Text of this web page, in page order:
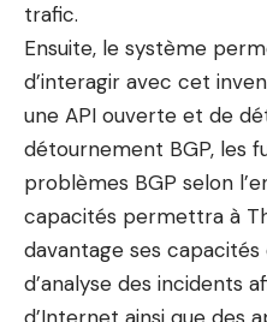
trafic.
Ensuite, le système
d’interagir avec cet
une API ouverte et de
détournement BGP, les
problèmes BGP selon
capacités permettra à
davantage ses
d’analyse des incidents